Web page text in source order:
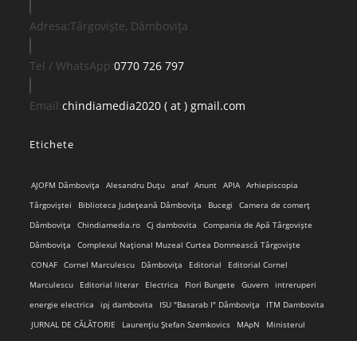
Adresa:Târgoviște, Dâmbovița
Tel / WhatsApp:0770 726 797Opens
your
Email:chindiamedia2020 ( at ) gmail.com
Etichete
AJOFM Dâmbovița Alesandru Duțu anaf Anunt APIA Arhiepiscopia
Târgoviștei
Biblioteca Județeană Dâmbovița Bucegi
Camera de comerț
Dâmbovița
Chindiamedia.ro Cj dambovita
Compania de Apă Târgoviște
Dâmbovița
Complexul Național Muzeal Curtea Domnească Târgoviște
CONAF
Cornel Marculescu Dâmbovița Editorial
Editorial Cornel
Marculescu
Editorial literar Electrica Flori Bungete Guvern
intreruperi
energie electrica
ipj dambovita ISU "Basarab I" Dâmbovița
ITM Dambovita
JURNAL DE CĂLĂTORIE
Laurențiu Ștefan Szemkovics MApN
Ministerul